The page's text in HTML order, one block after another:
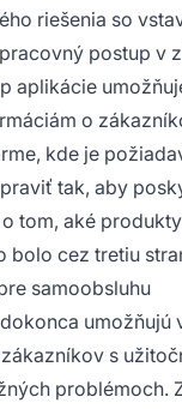
riešenia so
postup v
aplikácie
o
kde je
tak, aby
tom, aké
bolo cez tretiu
samoobsluhu
umožňujú
s
problémoch.